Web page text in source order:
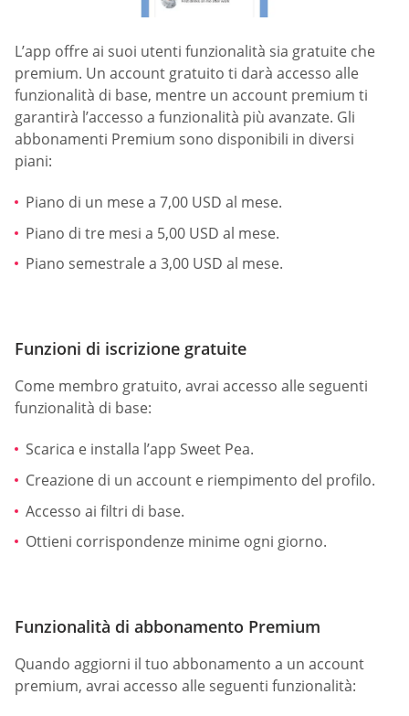
L’app offre ai suoi utenti funzionalità sia gratuite che
premium. Un account gratuito ti darà accesso alle
funzionalità di base, mentre un account premium ti
garantirà l’accesso a funzionalità più avanzate. Gli
abbonamenti Premium sono disponibili in diversi
piani:
Piano di un mese a 7,00 USD al mese.
Piano di tre mesi a 5,00 USD al mese.
Piano semestrale a 3,00 USD al mese.
Funzioni di iscrizione gratuite
Come membro gratuito, avrai accesso alle seguenti
funzionalità di base:
Scarica e installa l’app Sweet Pea.
Creazione di un account e riempimento del profilo.
Accesso ai filtri di base.
Ottieni corrispondenze minime ogni giorno.
Funzionalità di abbonamento Premium
Quando aggiorni il tuo abbonamento a un account
premium, avrai accesso alle seguenti funzionalità: